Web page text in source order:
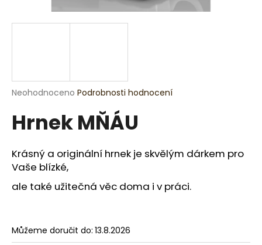
Průměrné
produktu
je
z
5
hvězdiček.
Neohodnoceno Podrobnosti hodnocení
Hrnek MŇÁU
Krásný a originální hrnek je skvělým dárkem pro
Vaše blízké,
ale také užitečná věc doma i v práci.
Můžeme doručit do: 13.8.2026
j
?
D
o
r